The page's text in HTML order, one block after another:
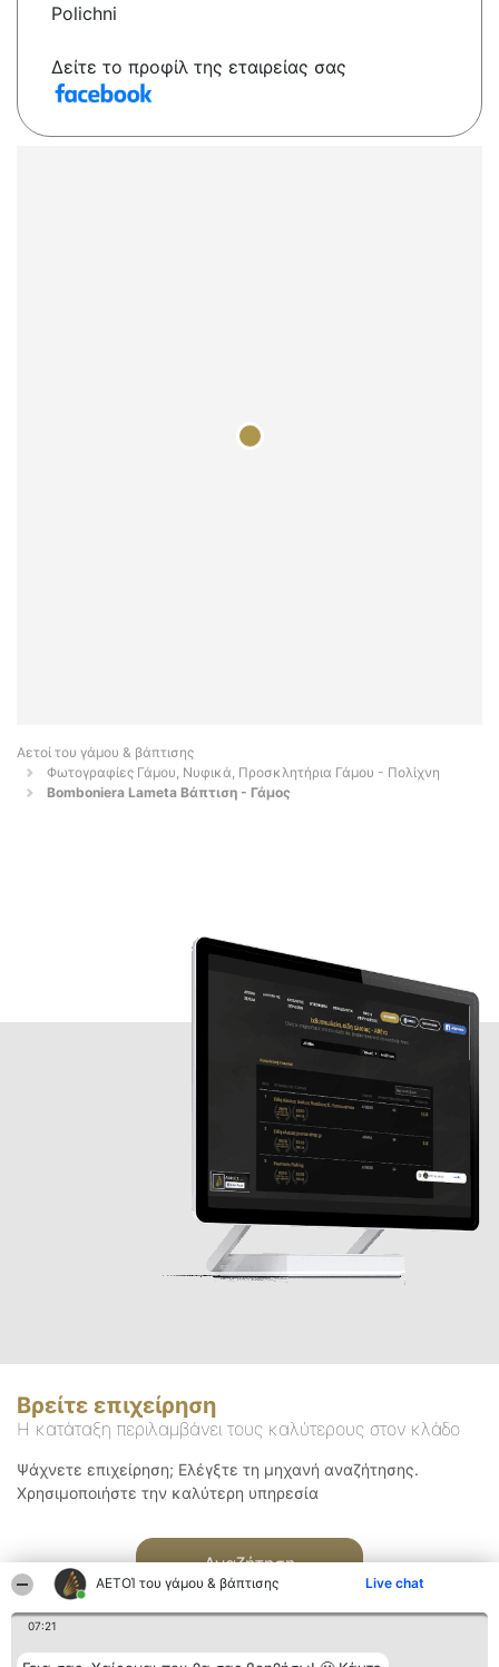
ΑΕΤΟΊ του γάμου & βάπτισης Live chat
07:21
Polichni
Δείτε το προφίλ της εταιρείας σας
Αετοί του γάμου & βάπτισης
Φωτογραφίες Γάμου, Νυφικά, Προσκλητήρια Γάμου - Πολίχνη
Bomboniera Lameta Βάπτιση - Γάμος
Βρείτε επιχείρηση
Η κατάταξη περιλαμβάνει τους καλύτερους στον κλάδο
Ψάχνετε επιχείρηση; Ελέγξτε τη μηχανή αναζήτησης.
Χρησιμοποιήστε την καλύτερη υπηρεσία
Αναζήτηση